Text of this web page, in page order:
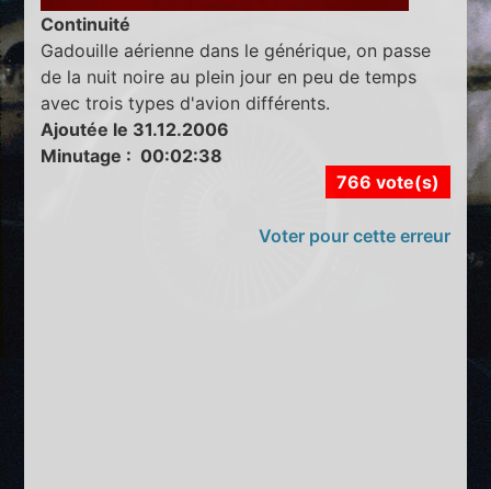
Continuité
Gadouille aérienne dans le générique, on passe
de la nuit noire au plein jour en peu de temps
avec trois types d'avion différents.
Ajoutée le 31.12.2006
Minutage : 00:02:38
766 vote(s)
Voter pour cette erreur